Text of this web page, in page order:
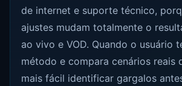
de internet e suporte técnico,
ajustes mudam totalmente o
ao vivo e VOD. Quando o usuário
método e compara cenários reais
mais fácil identificar gargalos